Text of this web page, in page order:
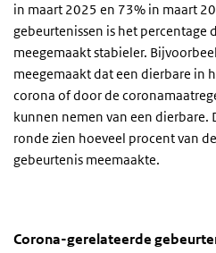
in maart 2025 en 73% in maart
gebeurtenissen is het percentage
meegemaakt stabieler.
meegemaakt dat een dierbare in
corona of door de
kunnen nemen van een dierbare.
ronde zien hoeveel procent van
gebeurtenis meemaakte.
Meegemaakte
Sla de grafiek 'Corona-
Corona-gerelateerde
Corona-gerelateerde